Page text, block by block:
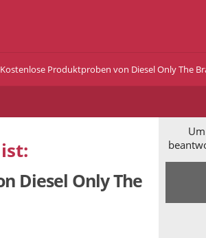
Kostenlose Produktproben von Diesel Only The
Diesel Only The